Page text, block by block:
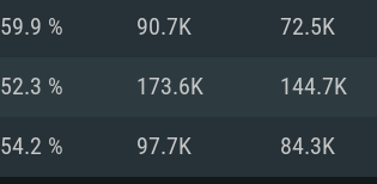
여유 저장 공간: 62.2 GB
59.9 % 90.7K 72.5K
52.3 % 173.6K 144.7K
54.2 % 97.7K 84.3K